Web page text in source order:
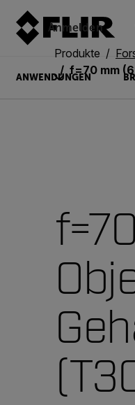
Anmelden
Modell
Element
In
Im
ANWENDUNGEN
Produkte
f=70 mm (6°)